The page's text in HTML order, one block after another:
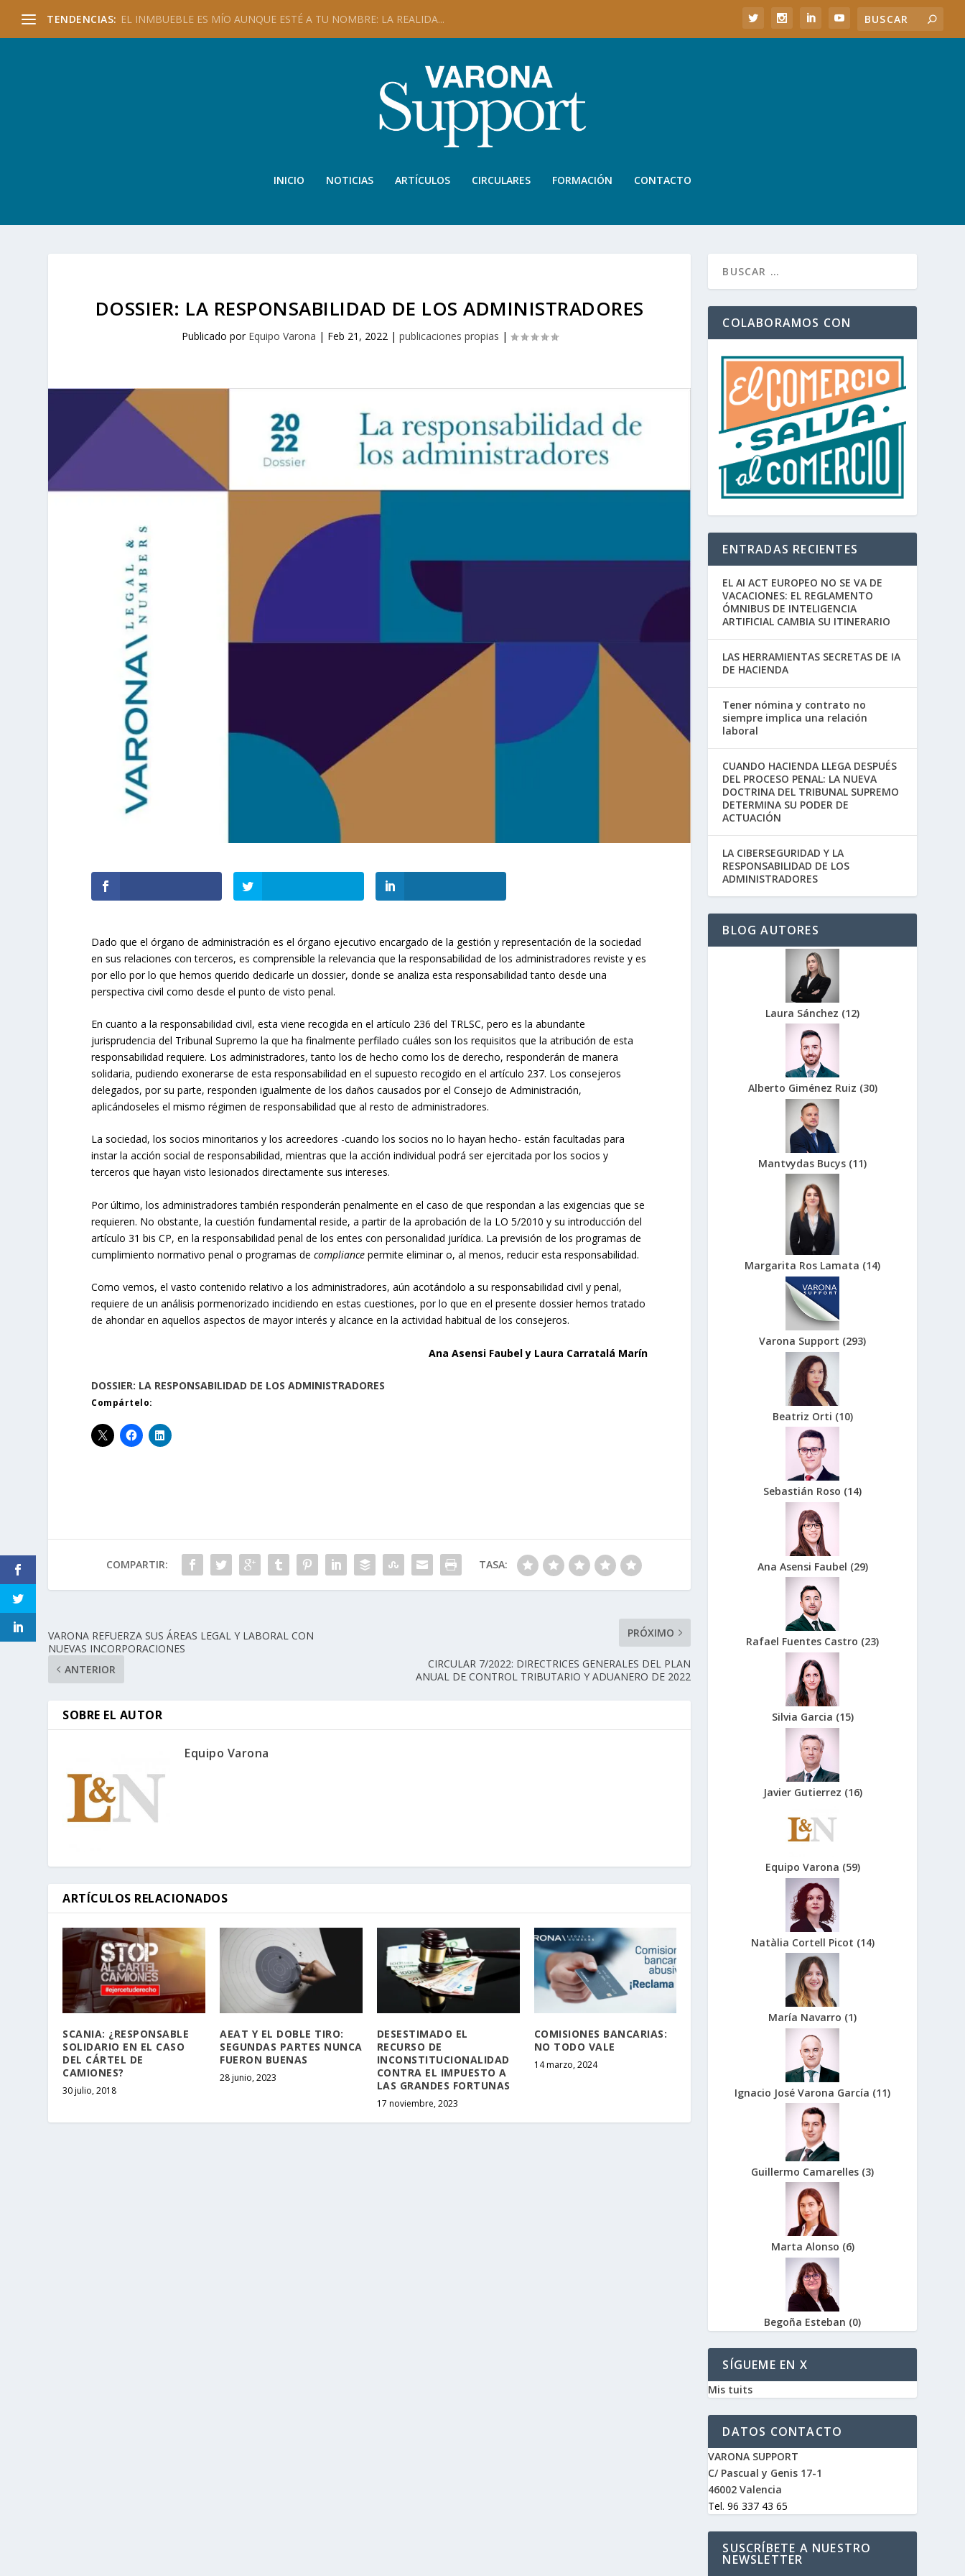
TENDENCIAS: EL INMBUEBLE ES MÍO AUNQUE ESTÉ A TU NOMBRE: LA REALIDA...
INICIO NOTICIAS ARTÍCULOS CIRCULARES FORMACIÓN CONTACTO
DOSSIER: LA RESPONSABILIDAD DE LOS ADMINISTRADORES
Publicado por Equipo Varona | Feb 21, 2022| publicaciones propias |
Dado que el órgano de administración es el órgano ejecutivo encargado de la gestión y representación de la sociedad
en sus relaciones con terceros, es comprensible la relevancia que la responsabilidad de los administradores reviste y es
por ello por lo que hemos querido dedicarle un dossier, donde se analiza esta responsabilidad tanto desde una
perspectiva civil como desde el punto de visto penal.
En cuanto a la responsabilidad civil, esta viene recogida en el artículo 236 del TRLSC, pero es la abundante
jurisprudencia del Tribunal Supremo la que ha finalmente perfilado cuáles son los requisitos que la atribución de esta
responsabilidad requiere. Los administradores, tanto los de hecho como los de derecho, responderán de manera
solidaria, pudiendo exonerarse de esta responsabilidad en el supuesto recogido en el artículo 237. Los consejeros
delegados, por su parte, responden igualmente de los daños causados por el Consejo de Administración,
aplicándoseles el mismo régimen de responsabilidad que al resto de administradores.
La sociedad, los socios minoritarios y los acreedores -cuando los socios no lo hayan hecho- están facultadas para
instar la acción social de responsabilidad, mientras que la acción individual podrá ser ejercitada por los socios y
terceros que hayan visto lesionados directamente sus intereses.
Por último, los administradores también responderán penalmente en el caso de que respondan a las exigencias que se
requieren. No obstante, la cuestión fundamental reside, a partir de la aprobación de la LO 5/2010 y su introducción del
artículo 31 bis CP, en la responsabilidad penal de los entes con personalidad jurídica. La previsión de los programas de
cumplimiento normativo penal o programas decompliance permite eliminar o, al menos, reducir esta responsabilidad.
Como vemos, el vasto contenido relativo a los administradores, aún acotándolo a su responsabilidad civil y penal,
requiere de un análisis pormenorizado incidiendo en estas cuestiones, por lo que en el presente dossier hemos tratado
de ahondar en aquellos aspectos de mayor interés y alcance en la actividad habitual de los consejeros.
Ana Asensi Faubel y Laura Carratalá Marín
DOSSIER: LA RESPONSABILIDAD DE LOS ADMINISTRADORES
Compártelo:
COMPARTIR: TASA:
VARONA REFUERZA SUS ÁREAS LEGAL Y LABORAL CON
NUEVAS INCORPORACIONES
ANTERIOR
PRÓXIMO
CIRCULAR 7/2022: DIRECTRICES GENERALES DEL PLAN
ANUAL DE CONTROL TRIBUTARIO Y ADUANERO DE 2022
SOBRE EL AUTOR
Equipo Varona
ARTÍCULOS RELACIONADOS
SCANIA: ¿RESPONSABLE
SOLIDARIO EN EL CASO
DEL CÁRTEL DE
CAMIONES?
30 julio, 2018
AEAT Y EL DOBLE TIRO:
SEGUNDAS PARTES NUNCA
FUERON BUENAS
28 junio, 2023
DESESTIMADO EL
RECURSO DE
INCONSTITUCIONALIDAD
CONTRA EL IMPUESTO A
LAS GRANDES FORTUNAS
17 noviembre, 2023
COMISIONES BANCARIAS:
NO TODO VALE
14 marzo, 2024
COLABORAMOS CON
ENTRADAS RECIENTES
EL AI ACT EUROPEO NO SE VA DE
VACACIONES: EL REGLAMENTO
ÓMNIBUS DE INTELIGENCIA
ARTIFICIAL CAMBIA SU ITINERARIO
LAS HERRAMIENTAS SECRETAS DE IA
DE HACIENDA
Tener nómina y contrato no
siempre implica una relación
laboral
CUANDO HACIENDA LLEGA DESPUÉS
DEL PROCESO PENAL: LA NUEVA
DOCTRINA DEL TRIBUNAL SUPREMO
DETERMINA SU PODER DE
ACTUACIÓN
LA CIBERSEGURIDAD Y LA
RESPONSABILIDAD DE LOS
ADMINISTRADORES
BLOG AUTORES
Laura Sánchez (12)
Alberto Giménez Ruiz (30)
Mantvydas Bucys (11)
Margarita Ros Lamata (14)
Varona Support (293)
Beatriz Orti (10)
Sebastián Roso (14)
Ana Asensi Faubel (29)
Rafael Fuentes Castro (23)
Silvia Garcia (15)
Javier Gutierrez (16)
Equipo Varona (59)
Natàlia Cortell Picot (14)
María Navarro (1)
Ignacio José Varona García (11)
Guillermo Camarelles (3)
Marta Alonso (6)
Begoña Esteban (0)
SÍGUEME EN X
Mis tuits
DATOS CONTACTO
VARONA SUPPORT
C/ Pascual y Genis 17-1
46002 Valencia
Tel. 96 337 43 65
SUSCRÍBETE A NUESTRO
NEWSLETTER